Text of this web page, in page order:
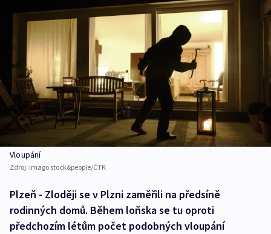
Vloupání
Zdroj: imago stock&people/ČTK
Plzeň - Zloději se v Plzni zaměřili na předsíně
rodinných domů. Během loňska se tu oproti
předchozím létům počet podobných vloupání